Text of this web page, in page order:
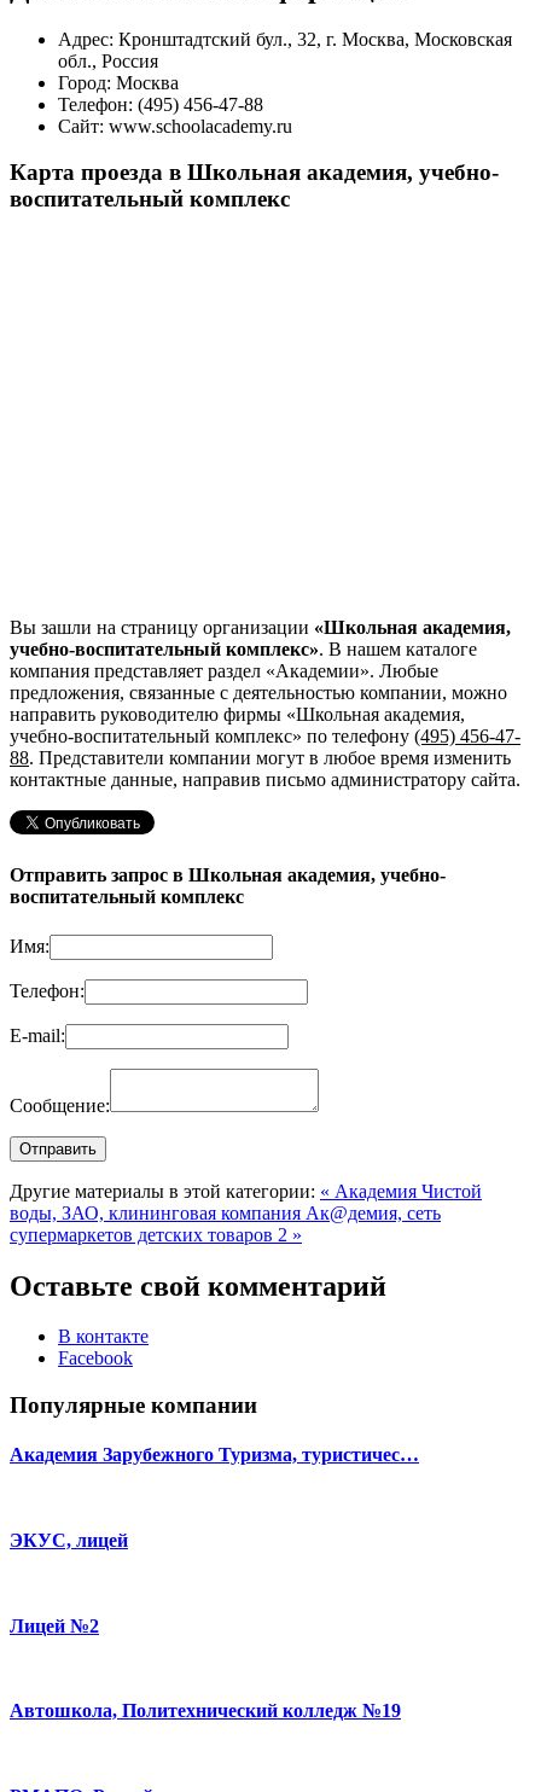
Адрес: Кронштадтский бул., 32, г. Москва, Московская
обл., Россия
Город: Москва
Телефон: (495) 456-47-88
Сайт: www.schoolacademy.ru
Карта проезда в Школьная академия, учебно-
воспитательный комплекс
Вы зашли на страницу организации «Школьная академия,
учебно-воспитательный комплекс». В нашем каталоге
компания представляет раздел «Академии». Любые
предложения, связанные с деятельностью компании, можно
направить руководителю фирмы «Школьная академия,
учебно-воспитательный комплекс» по телефону (495) 456-47-
88. Представители компании могут в любое время изменить
контактные данные, направив письмо администратору сайта.
Отправить запрос в Школьная академия, учебно-
воспитательный комплекс
Имя:
Телефон:
E-mail:
Сообщение:
Другие материалы в этой категории: « Академия Чистой
воды, ЗАО, клининговая компания Ак@демия, сеть
супермаркетов детских товаров 2 »
Оставьте свой комментарий
В контакте
Facebook
Популярные компании
Академия Зарубежного Туризма, туристичес…
ЭКУС, лицей
Лицей №2
Автошкола, Политехнический колледж №19